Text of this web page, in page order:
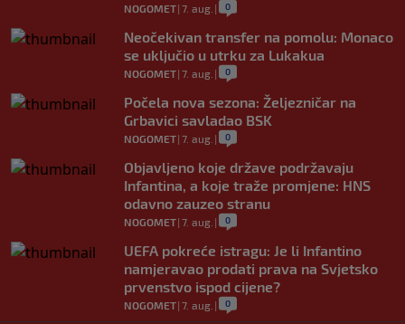
NOGOMET| 7. aug. | 0
Neočekivan transfer na pomolu: Monaco
se uključio u utrku za Lukakua
NOGOMET| 7. aug. | 0
Počela nova sezona: Željezničar na
Grbavici savladao BSK
NOGOMET| 7. aug. | 0
Objavljeno koje države podržavaju
Infantina, a koje traže promjene: HNS
odavno zauzeo stranu
NOGOMET| 7. aug. | 0
UEFA pokreće istragu: Je li Infantino
namjeravao prodati prava na Svjetsko
prvenstvo ispod cijene?
NOGOMET| 7. aug. | 0